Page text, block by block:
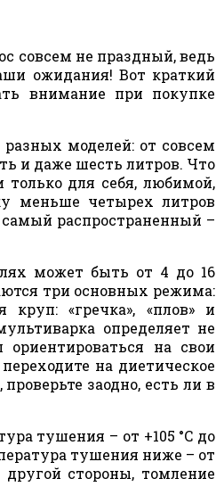
совсем не праздный, ведь
ожидания! Вот краткий
внимание при покупке
моделей: от совсем
и даже шесть литров. Что
только для себя, любимой,
меньше четырех литров
распространенный –
может быть от 4 до 16
три основных режима:
«гречка», «плов» и
определяет не
на свои
на диетическое
заодно, есть ли в
тушения – от +105 °C до
тушения ниже – от
другой стороны, томление